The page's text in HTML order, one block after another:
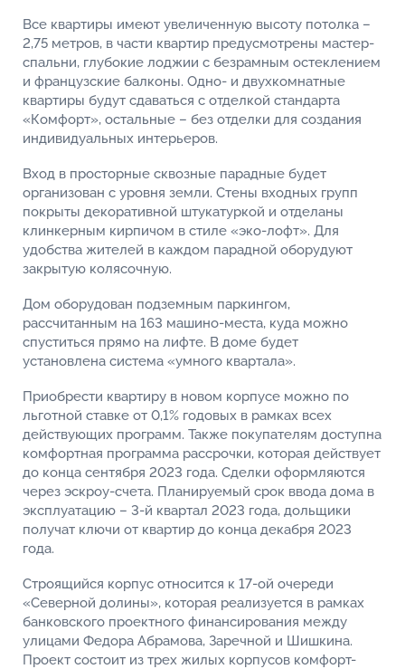
Все квартиры имеют увеличенную высоту потолка –
2,75 метров, в части квартир предусмотрены мастер-
спальни, глубокие лоджии с безрамным остеклением
и французские балконы. Одно- и двухкомнатные
квартиры будут сдаваться с отделкой стандарта
«Комфорт», остальные – без отделки для создания
индивидуальных интерьеров.
Вход в просторные сквозные парадные будет
организован с уровня земли. Стены входных групп
покрыты декоративной штукатуркой и отделаны
клинкерным кирпичом в стиле «эко-лофт». Для
удобства жителей в каждом парадной оборудуют
закрытую колясочную.
Дом оборудован подземным паркингом,
рассчитанным на 163 машино-места, куда можно
спуститься прямо на лифте. В доме будет
установлена система «умного квартала».
Приобрести квартиру в новом корпусе можно по
льготной ставке от 0,1% годовых в рамках всех
действующих программ. Также покупателям доступна
комфортная программа рассрочки, которая действует
до конца сентября 2023 года. Сделки оформляются
через эскроу-счета. Планируемый срок ввода дома в
эксплуатацию – 3-й квартал 2023 года, дольщики
получат ключи от квартир до конца декабря 2023
года.
Строящийся корпус относится к 17-ой очереди
«Северной долины», которая реализуется в рамках
банковского проектного финансирования между
улицами Федора Абрамова, Заречной и Шишкина.
Проект состоит из трех жилых корпусов комфорт-